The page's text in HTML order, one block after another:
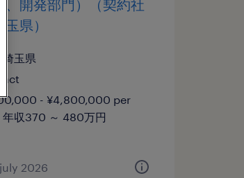
、開発部門）（契約社
玉県）
玉県
- ¥4,800,000 per
年収370 ～ 480万円
2026